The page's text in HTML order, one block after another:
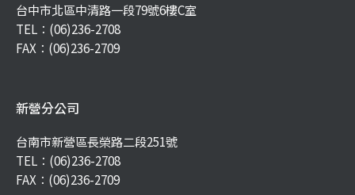
台中市北區中清路一段79號6樓C室
TEL： (06)236-2708
FAX：(06)236-2709
新營分公司
台南市新營區長榮路二段251號
TEL： (06)236-2708
FAX：(06)236-2709